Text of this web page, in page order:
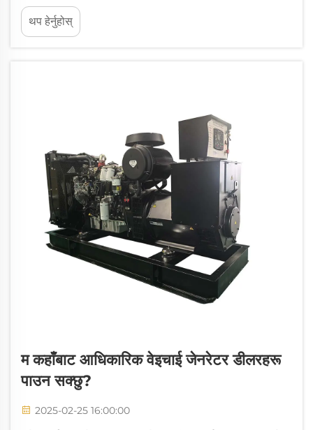
उत्पादन गर्न परम्परागत डीजल इञ्जिनलाई विद्युतीय जेनरेटरसँग
जोड्दछ। मूलतः यहाँ के हुन्छ भने जलेको मेकानिकल उर्जा...
थप हेर्नुहोस्
म कहाँबाट आधिकारिक वेइचाई जेनरेटर डीलरहरू
पाउन सक्छु?
2025-02-25 16:00:00